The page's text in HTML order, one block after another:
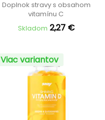
Doplnok stravy s obsahom
vitamínu C
Skladom 2,27 €
Viac variantov